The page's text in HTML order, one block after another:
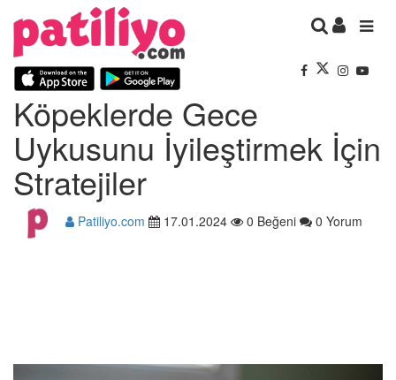
Köpeklerde Gece
Uykusunu İyileştirmek İçin
Stratejiler
Patiliyo.com 17.01.2024 0 Beğeni 0 Yorum